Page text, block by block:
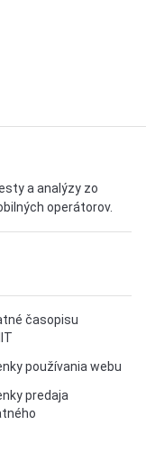
a analýzy zo
operátorov.
časopisu
používania webu
predaja